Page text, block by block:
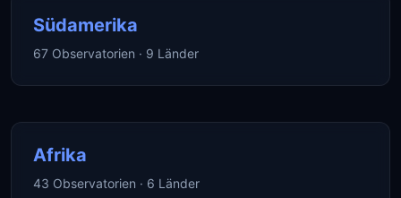
Südamerika
67 Observatorien · 9 Länder
Afrika
43 Observatorien · 6 Länder